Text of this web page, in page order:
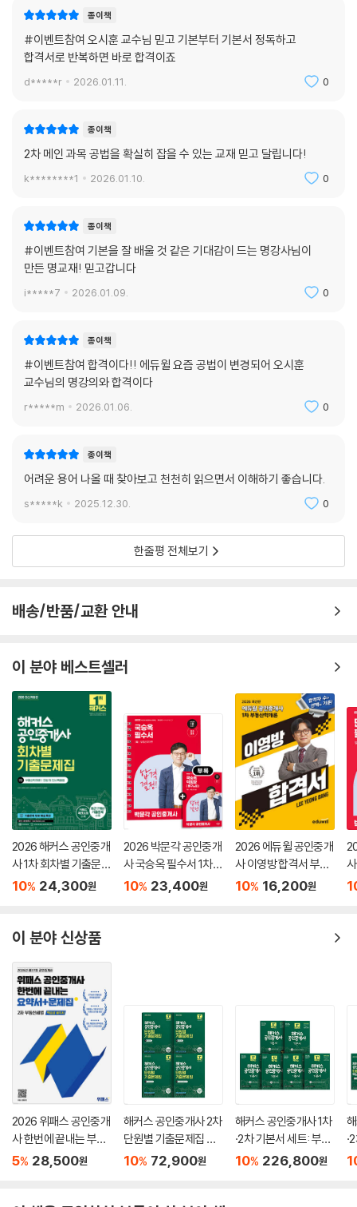
제1절 특별건축구역
제2절 건축협정
제3절 결합건축
제2절 벌칙
제2절 용어의 정의
CHAPTER 02 주택의 건설
제4절 주택건설사업의 시행
제5절 주택의 건설
CHAPTER 03 주택의 공급
제3절 공급질서 교란 금지
제4절 투기과열지구 및 전매제한
제1절 리모델링 허가
제1절 보칙
PART 6 농지법
CHAPTER 01 총칙
제2절 용어의 정의
CHAPTER 02 농지의 소유
제1절 농지의 소유원칙
제2절 농지취득자격증명
제3절 농업경영
CHAPTER 03 농지의 이용
제1절 농지의 이용 증진 등
제2절 대리경작제도
제1절 농업진흥지역
제2절 농지의 전용(轉用)
제3절 농지보전부담금
CHAPTER 05 보칙 및 벌칙
제1절 보칙
제2절 벌칙
종이책
#이벤트참여 오시훈 교수님 믿고 기본부터 기본서 정독하고
합격서로 반복하면 바로 합격이죠
d*****r 2026.01.11. 0
종이책
2차 메인 과목 공법을 확실히 잡을 수 있는 교재 믿고 달립니다!
k********1 2026.01.10. 0
종이책
#이벤트참여 기본을 잘 배울 것 같은 기대감이 드는 명강사님이
만든 명교재! 믿고갑니다
i*****7 2026.01.09. 0
종이책
#이벤트참여 합격이다!! 에듀윌 요즘 공법이 변경되어 오시훈
교수님의 명강의와 합격이다
r*****m 2026.01.06. 0
종이책
어려운 용어 나올 때 찾아보고 천천히 읽으면서 이해하기 좋습니다.
s*****k 2025.12.30. 0
한줄평 전체보기
배송/반품/교환 안내
이 분야 베스트셀러
2026 해커스 공인중개
사 1차 회차별 기출문제
집
10% 24,300원
2026 박문각 공인중개
사 국승옥 필수서 1차
부동산학개론
10% 23,400원
2026 에듀윌 공인중개
사 이영방 합격서 부동
산학개론
10% 16,200원
이 분야 신상품
2026 위패스 공인중개
사 한번에 끝내는 부동
산세법 요약서+문제집
5% 28,500원
해커스 공인중개사 2차
단원별 기출문제집 세
트: 부동산공법, 부동산
10% 72,900원
해커스 공인중개사 1차
·2차 기본서 세트: 부동
산학개론, 민법 및 민사
10% 226,800원